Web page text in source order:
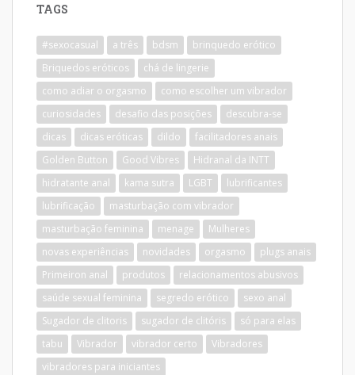
TAGS
#sexocasual a três bdsm
brinquedo erótico
Briquedos eróticos
chá de lingerie
como adiar o orgasmo
como escolher um vibrador
curiosidades
desafio das posições
descubra-se
dicas
dicas eróticas dildo
facilitadores anais
Golden Button
Good Vibres
Hidranal da INTT
hidratante anal
kama sutra LGBT
lubrificantes
lubrificação
masturbação com vibrador
masturbação feminina
menage
Mulheres
novas experiências
novidades orgasmo
plugs anais
Primeiron anal
produtos
relacionamentos abusivos
saúde sexual feminina
segredo erótico
sexo anal
Sugador de clitoris
sugador de clitóris
só para elas
tabu
Vibrador vibrador certo
Vibradores
vibradores para iniciantes